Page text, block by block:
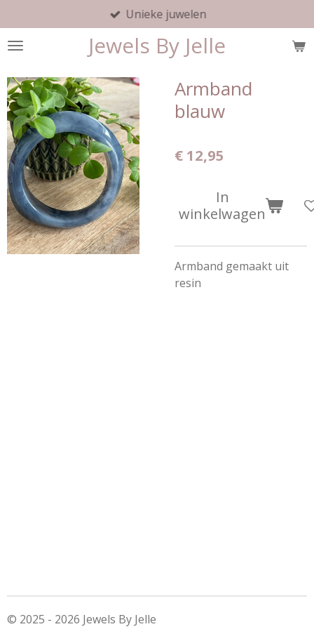
direct
naar
hoofdinhoud
Jewels By Jelle
Unieke juwelen
Armband
blauw
€ 12,95
In
winkelwagen
Armband gemaakt uit
resin
© 2025 - 2026 Jewels By Jelle